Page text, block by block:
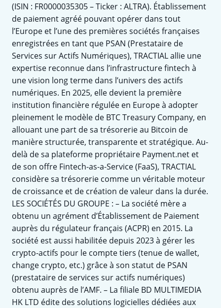
(ISIN : FR0000035305 – Ticker : ALTRA). Établissement
de paiement agréé pouvant opérer dans tout
l’Europe et l’une des premières sociétés françaises
enregistrées en tant que PSAN (Prestataire de
Services sur Actifs Numériques), TRACTIAL allie une
expertise reconnue dans l’infrastructure fintech à
une vision long terme dans l’univers des actifs
numériques. En 2025, elle devient la première
institution financière régulée en Europe à adopter
pleinement le modèle de BTC Treasury Company, en
allouant une part de sa trésorerie au Bitcoin de
manière structurée, transparente et stratégique. Au-
delà de sa plateforme propriétaire Payment.net et
de son offre Fintech-as-a-Service (FaaS), TRACTIAL
considère sa trésorerie comme un véritable moteur
de croissance et de création de valeur dans la durée.
LES SOCIÉTÉS DU GROUPE : – La société mère a
obtenu un agrément d’Établissement de Paiement
auprès du régulateur français (ACPR) en 2015. La
société est aussi habilitée depuis 2023 à gérer les
crypto-actifs pour le compte tiers (tenue de wallet,
change crypto, etc.) grâce à son statut de PSAN
(prestataire de services sur actifs numériques)
obtenu auprès de l’AMF. – La filiale BD MULTIMEDIA
HK LTD édite des solutions logicielles dédiées aux